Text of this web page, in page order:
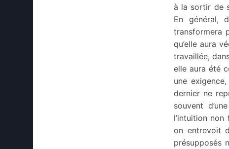
à la sortir de
En général,
transformera
qu’elle aura
travaillée,
elle aura été
une
dernier ne
souvent
l’intuition
on entrevoit
présupposés